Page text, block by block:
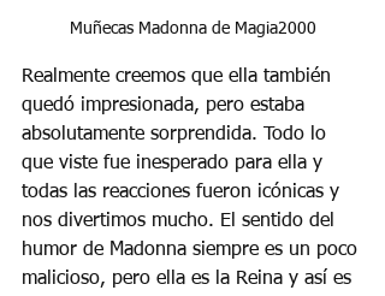
Muñecas Madonna de Magia2000
Realmente creemos que ella también
quedó impresionada, pero estaba
absolutamente sorprendida. Todo lo
que viste fue inesperado para ella y
todas las reacciones fueron icónicas y
nos divertimos mucho. El sentido del
humor de Madonna siempre es un poco
malicioso, pero ella es la Reina y así es